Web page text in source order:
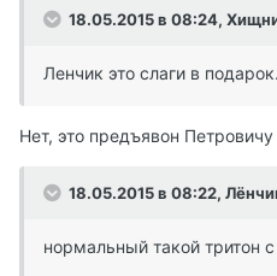
18.05.2015 в 08:24,
Ленчик это слаги в
Нет, это предъявон Петровичу
18.05.2015 в 08:22,
нормальный такой тритон